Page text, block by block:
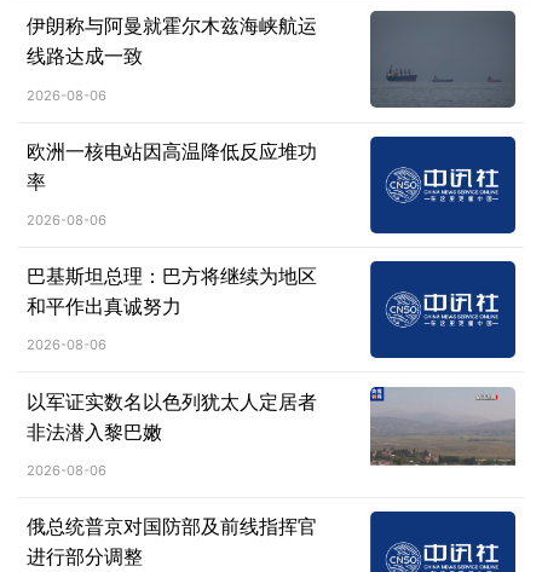
伊朗称与阿曼就霍尔木兹海峡航运
线路达成一致
2026-08-06
欧洲一核电站因高温降低反应堆功
率
2026-08-06
巴基斯坦总理：巴方将继续为地区
和平作出真诚努力
2026-08-06
以军证实数名以色列犹太人定居者
非法潜入黎巴嫩
2026-08-06
俄总统普京对国防部及前线指挥官
进行部分调整